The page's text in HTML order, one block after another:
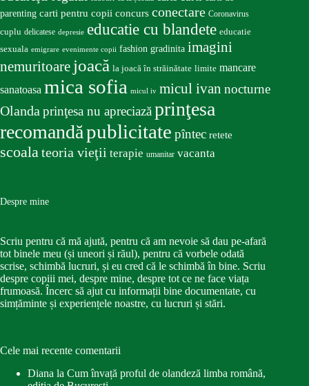
parenting carti pentru copii concurs conectare Coronavirus
cuplu delicatese depresie educatie cu blandete educatie
sexuala emigrare evenimente copii fashion gradinita imagini
nemuritoare joacă la joacă în străinătate limite mancare
sanatoasa mica sofia micul iv micul ivan nocturne
Olandaprinţesa nu apreciazăprinţesa
recomandăpublicitate pîntec retete
scoalateoria vieţii terapie umanitar vacanta
Despre mine
Scriu pentru că mă ajută, pentru că am nevoie să dau pe-afară
tot binele meu (și uneori și răul), pentru că vorbele odată
scrise, schimbă lucruri, și eu cred că le schimbă în bine. Scriu
despre copiii mei, despre mine, despre tot ce ne face viața
frumoasă. Încerc să ajut cu informații bine documentate, cu
simțăminte și experiențele noastre, cu lucruri și stări.
Cele mai recente comentarii
Diana la Cum învață proful de olandeză limba română,